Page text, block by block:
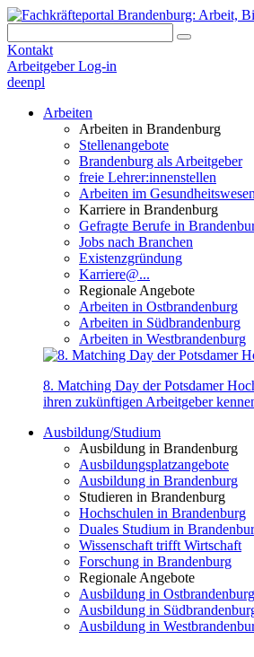
Kontakt
Arbeitgeber Log-in
deenpl
Arbeiten
Arbeiten in Brandenburg
Stellenangebote
Brandenburg als Arbeitgeber
freie Lehrer:innenstellen
Arbeiten im Gesundheitswesen
Karriere in Brandenburg
Gefragte Berufe in
Jobs nach Branchen
Existenzgründung
Karriere@...
Regionale Angebote
Arbeiten in Ostbrandenburg
Arbeiten in Südbrandenburg
Arbeiten in Westbrandenburg
8. Matching Day der Potsdamer
ihren zukünftigen Arbeitgeber
Ausbildung/Studium
Ausbildung in Brandenburg
Ausbildungsplatzangebote
Ausbildung in Brandenburg
Studieren in Brandenburg
Hochschulen in Brandenburg
Duales Studium in
Wissenschaft trifft Wirtschaft
Forschung in Brandenburg
Regionale Angebote
Ausbildung in Ostbrandenburg
Ausbildung in
Ausbildung in